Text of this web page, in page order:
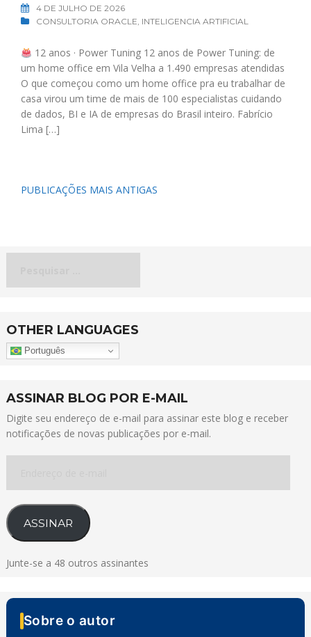
4 DE JULHO DE 2026
CONSULTORIA ORACLE, INTELIGENCIA ARTIFICIAL
12 anos · Power Tuning 12 anos de Power Tuning: de
um home office em Vila Velha a 1.490 empresas atendidas
O que começou como um home office pra eu trabalhar de
casa virou um time de mais de 100 especialistas cuidando
de dados, BI e IA de empresas do Brasil inteiro. Fabrício
Lima […]
Navegação
PUBLICAÇÕES MAIS ANTIGAS
OTHER LANGUAGES
Português
ASSINAR BLOG POR E-MAIL
Digite seu endereço de e-mail para assinar este blog e receber
notificações de novas publicações por e-mail.
e-
mail
ASSINAR
Junte-se a 48 outros assinantes
Sobre o autor